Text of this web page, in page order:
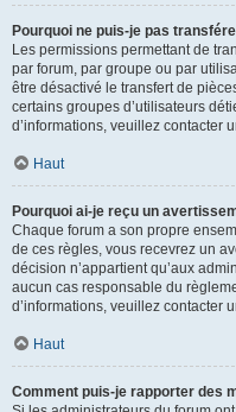
Pourquoi ne puis-je pas
Les permissions permettant de
par forum, par groupe ou par
être désactivé le transfert de
certains groupes d’utilisateurs
d’informations, veuillez contacter
Haut
Pourquoi ai-je reçu un
Chaque forum a son propre
de ces règles, vous recevrez un
décision n’appartient qu’aux
aucun cas responsable du
d’informations, veuillez contacter
Haut
Comment puis-je rapporter des